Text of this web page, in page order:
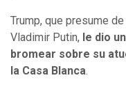
Trump, que presume
Vladimir Putin, le dio
bromear sobre su
la Casa Blanca.